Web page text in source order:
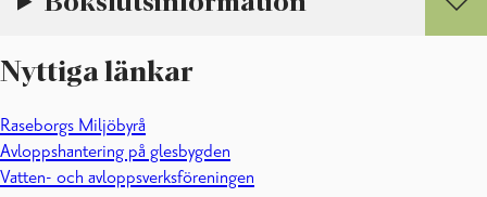
Nyttiga länkar
Raseborgs Miljöbyrå
Avloppshantering på glesbygden
Vatten- och avloppsverksföreningen